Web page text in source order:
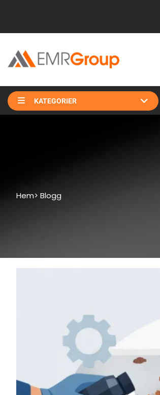
KATEGORIER
Hem> Blogg